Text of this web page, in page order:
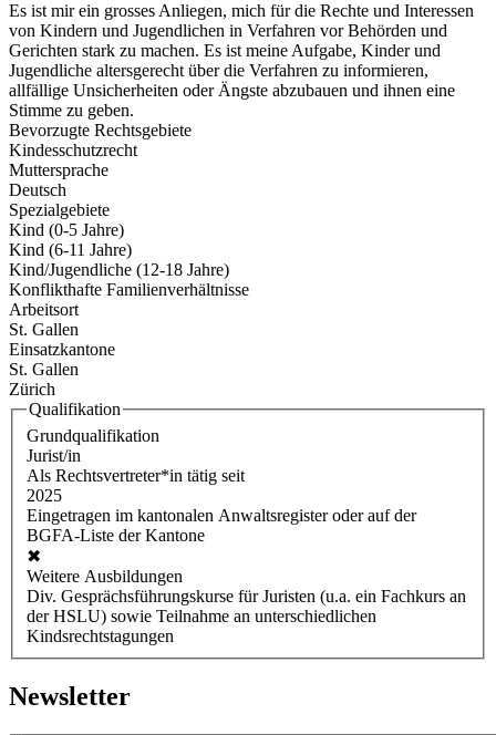
Es ist mir ein grosses Anliegen, mich für die Rechte und Interessen
von Kindern und Jugendlichen in Verfahren vor Behörden und
Gerichten stark zu machen. Es ist meine Aufgabe, Kinder und
Jugendliche altersgerecht über die Verfahren zu informieren,
allfällige Unsicherheiten oder Ängste abzubauen und ihnen eine
Stimme zu geben.
Bevorzugte Rechtsgebiete
Kindesschutzrecht
Muttersprache
Deutsch
Spezialgebiete
Kind (0-5 Jahre)
Kind (6-11 Jahre)
Kind/Jugendliche (12-18 Jahre)
Konflikthafte Familienverhältnisse
Arbeitsort
St. Gallen
Einsatzkantone
St. Gallen
Zürich
Qualifikation
Grundqualifikation
Jurist/in
Als Rechtsvertreter*in tätig seit
2025
Eingetragen im kantonalen Anwaltsregister oder auf der
BGFA-Liste der Kantone
✖
Weitere Ausbildungen
Div. Gesprächsführungskurse für Juristen (u.a. ein Fachkurs an
der HSLU) sowie Teilnahme an unterschiedlichen
Kindsrechtstagungen
Newsletter